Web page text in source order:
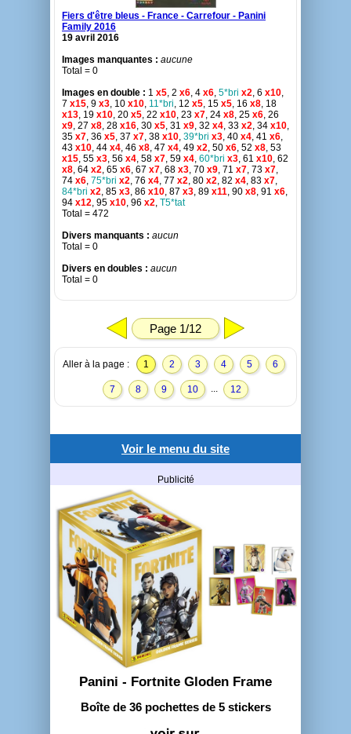
Fiers d'être bleus - France - Carrefour - Panini
Family 2016
19 avril 2016
Images manquantes : aucune
Total = 0
Images en double : 1 x5, 2 x6, 4 x6, 5*bri x2, 6 x10,
7 x15, 9 x3, 10 x10, 11*bri, 12 x5, 15 x5, 16 x8, 18
x13, 19 x10, 20 x5, 22 x10, 23 x7, 24 x8, 25 x6, 26
x9, 27 x8, 28 x16, 30 x5, 31 x9, 32 x4, 33 x2, 34 x10,
35 x7, 36 x5, 37 x7, 38 x10, 39*bri x3, 40 x4, 41 x6,
43 x10, 44 x4, 46 x8, 47 x4, 49 x2, 50 x6, 52 x8, 53
x15, 55 x3, 56 x4, 58 x7, 59 x4, 60*bri x3, 61 x10, 62
x8, 64 x2, 65 x6, 67 x7, 68 x3, 70 x9, 71 x7, 73 x7,
74 x6, 75*bri x2, 76 x4, 77 x2, 80 x2, 82 x4, 83 x7,
84*bri x2, 85 x3, 86 x10, 87 x3, 89 x11, 90 x8, 91 x6,
94 x12, 95 x10, 96 x2, T5*tat
Total = 472
Divers manquants : aucun
Total = 0
Divers en doubles : aucun
Total = 0
Page 1/12
Aller à la page : 1 2 3 4 5 6
7 8 9 10 ... 12
Voir le menu du site
Publicité
Panini - Fortnite Gloden Frame
Boîte de 36 pochettes de 5 stickers